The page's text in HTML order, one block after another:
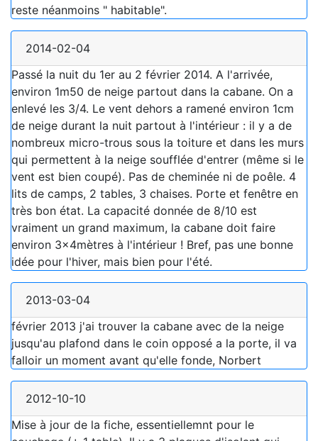
reste néanmoins " habitable".
2014-02-04
Passé la nuit du 1er au 2 février 2014. A l'arrivée,
environ 1m50 de neige partout dans la cabane. On a
enlevé les 3/4. Le vent dehors a ramené environ 1cm
de neige durant la nuit partout à l'intérieur : il y a de
nombreux micro-trous sous la toiture et dans les murs
qui permettent à la neige soufflée d'entrer (même si le
vent est bien coupé). Pas de cheminée ni de poêle. 4
lits de camps, 2 tables, 3 chaises. Porte et fenêtre en
très bon état. La capacité donnée de 8/10 est
vraiment un grand maximum, la cabane doit faire
environ 3x4mètres à l'intérieur ! Bref, pas une bonne
idée pour l'hiver, mais bien pour l'été.
2013-03-04
février 2013 j'ai trouver la cabane avec de la neige
jusqu'au plafond dans le coin opposé a la porte, il va
falloir un moment avant qu'elle fonde, Norbert
2012-10-10
Mise à jour de la fiche, essentiellemnt pour le